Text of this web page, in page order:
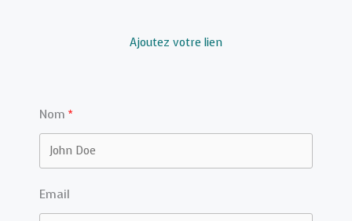
Ajoutez votre lien
Nom
Email